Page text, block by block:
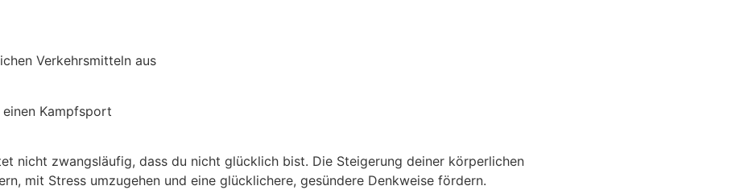
Verkehrsmitteln aus
Kampfsport
nicht zwangsläufig, dass du nicht glücklich bist. Die Steigerung deiner körperlichen
mit Stress umzugehen und eine glücklichere, gesündere Denkweise fördern.